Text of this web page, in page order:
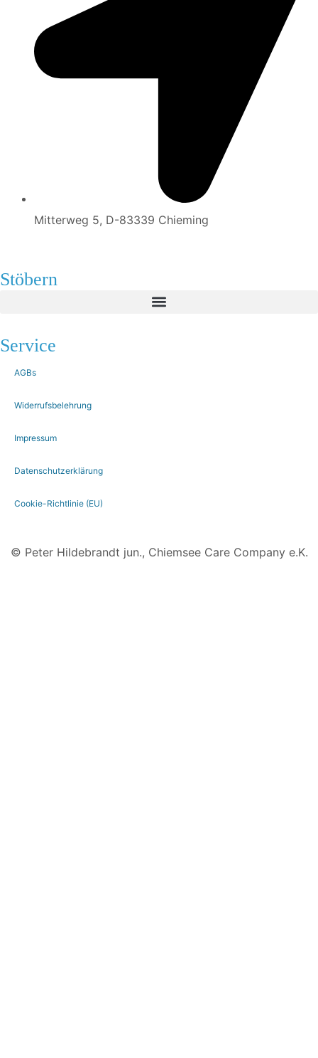
Mitterweg 5, D-83339 Chieming
Stöbern
Service
AGBs
Widerrufsbelehrung
Impressum
Datenschutzerklärung
Cookie-Richtlinie (EU)
© Peter Hildebrandt jun., Chiemsee Care Company e.K.